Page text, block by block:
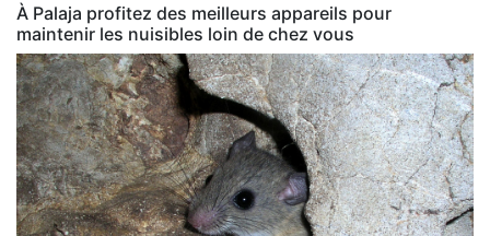
À Palaja profitez des meilleurs appareils pour
maintenir les nuisibles loin de chez vous